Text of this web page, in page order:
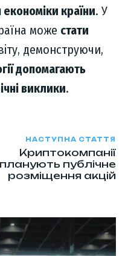
країни. У
може стати
демонструючи,
допомагають
виклики.
НАСТУПНА СТАТТЯ
Криптокомпанії
планують публічне
розміщення акцій